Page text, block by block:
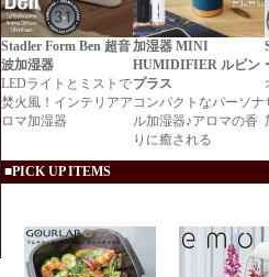
Stadler Form Ben 超音
波加湿器
LEDライトとミストで
焚火風！インテリアア
ロマ加湿器
加湿器 MINI
HUMIDIFIER ルビン
プラス
コンパクトなパーソナ
ル加湿器♪アロマの香
りに癒される
■PICK UP ITEMS